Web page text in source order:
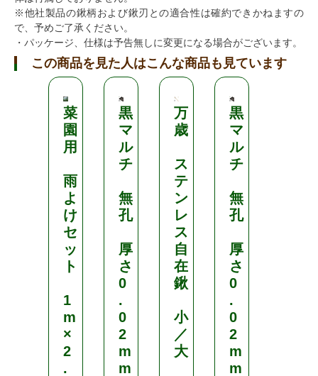
※他社製品の鍬柄および鍬刃との適合性は確約できかねますの
で、予めご了承ください。
・パッケージ、仕様は予告無しに変更になる場合がございます。
この商品を見た人はこんな商品も見ています
菜
園
用
雨
よ
け
セ
ッ
ト
1
m
×
2
.
黒
マ
ル
チ
無
孔
厚
さ
0
.
0
2
m
m
万
歳
ス
テ
ン
レ
ス
自
在
鍬
小
／
大
黒
マ
ル
チ
無
孔
厚
さ
0
.
0
2
m
m